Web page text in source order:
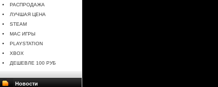
РАСПРОДАЖА
ЛУЧШАЯ ЦЕНА
STEAM
MAC ИГРЫ
PLAYSTATION
XBOX
ДЕШЕВЛЕ 100 РУБ
Новости